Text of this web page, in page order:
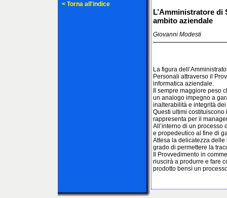
< Torna all'indice
L’Amministratore di
ambito aziendale
Giovanni Modesti
La figura
Personali attraverso il
informatica aziendale.
Il sempre maggiore
un analogo impegno a
inalterabilità e integrità dei
Questi ultimi
rappresenta per il
All’interno di un processo
e propedeutico al fine di
Attesa la delicatezza
grado di permettere la
Il Provvedimento in
riuscirà a produrre e fare
prodotto bensì un